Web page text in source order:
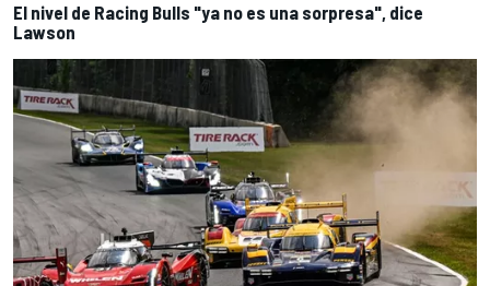
El nivel de Racing Bulls "ya no es una sorpresa", dice
Lawson